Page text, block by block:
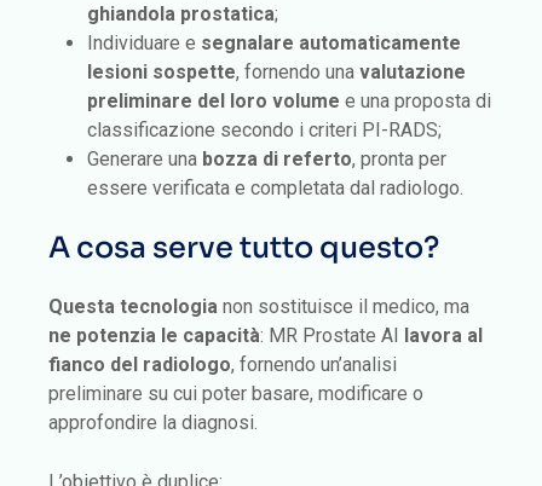
ghiandola prostatica;
Individuare e segnalare automaticamente
lesioni sospette, fornendo una valutazione
preliminare del loro volume e una proposta di
classificazione secondo i criteri PI-RADS;
Generare una bozza di referto, pronta per
essere verificata e completata dal radiologo.
A cosa serve tutto questo?
Questa tecnologia non sostituisce il medico, ma
ne potenzia le capacità: MR Prostate AI lavora al
fianco del radiologo, fornendo un’analisi
preliminare su cui poter basare, modificare o
approfondire la diagnosi.